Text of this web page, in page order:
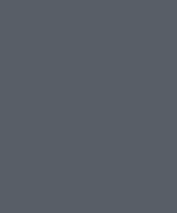
Κατήγγειλε καταδίωξη
διαπιστώθηκε ότι
αυτοκίνητο